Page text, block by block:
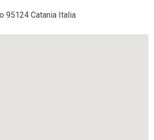
95124 Catania Italia